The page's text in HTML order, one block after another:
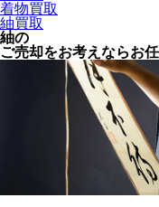
着物買取
紬買取
紬の
ご売却をお考えならお